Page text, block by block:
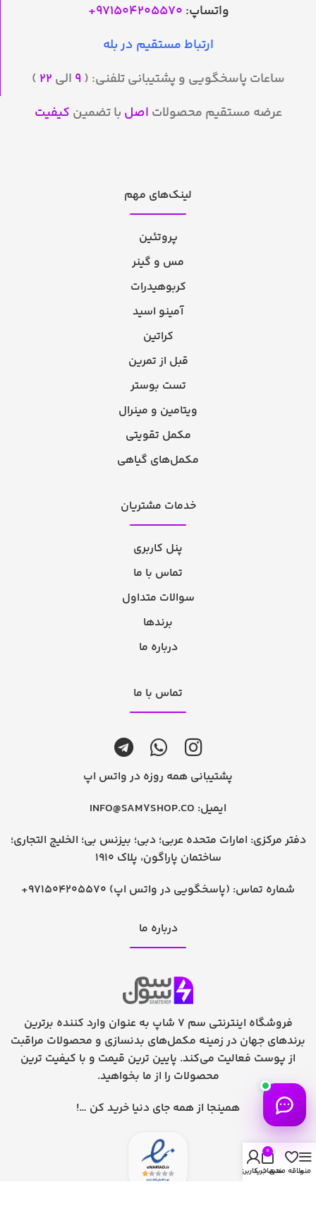
واتساپ: 971504205570
+
ارتباط مستقیم در بله
ساعات پاسخگویی و پشتیبانی تلفنی: ( ۹ الی ۲۲ )
عرضه مستقیم محصولات اصل با تضمین کیفیت
لینک‌های مهم
پروتئین
مس و گینر
کربوهیدرات
آمینو اسید
کراتین
قبل از تمرین
تست بوستر
ویتامین و مینرال
مکمل تقویتی
مکمل‌های گیاهی
خدمات مشتریان
پنل کاربری
تماس با ما
سوالات متداول
برندها
درباره ما
تماس با ما
پشتیبانی همه روزه در واتس اپ
ایمیل: INFO@SAM7SHOP.CO
دفتر مرکزی: امارات متحده عربی؛ دبی؛ بیزنس بی؛ الخلیج التجاری؛
ساختمان پاراگون، پلاک 1910
شماره تماس: +971504205570 (پاسخگویی در واتس اپ)
درباره ما
فروشگاه اینترنتی سم 7 شاپ به عنوان وارد کننده برترین
برندهای جهان در زمینه مکمل‌های بدنسازی و محصولات مراقبت
از پوست فعالیت می‌کند. پایین ترین قیمت و با کیفیت ترین
محصولات را از ما بخواهید.
همینجا از همه جای دنیا خرید کن …!
منوعلاقه مندی
0
سبد خرید
حساب کاربری من